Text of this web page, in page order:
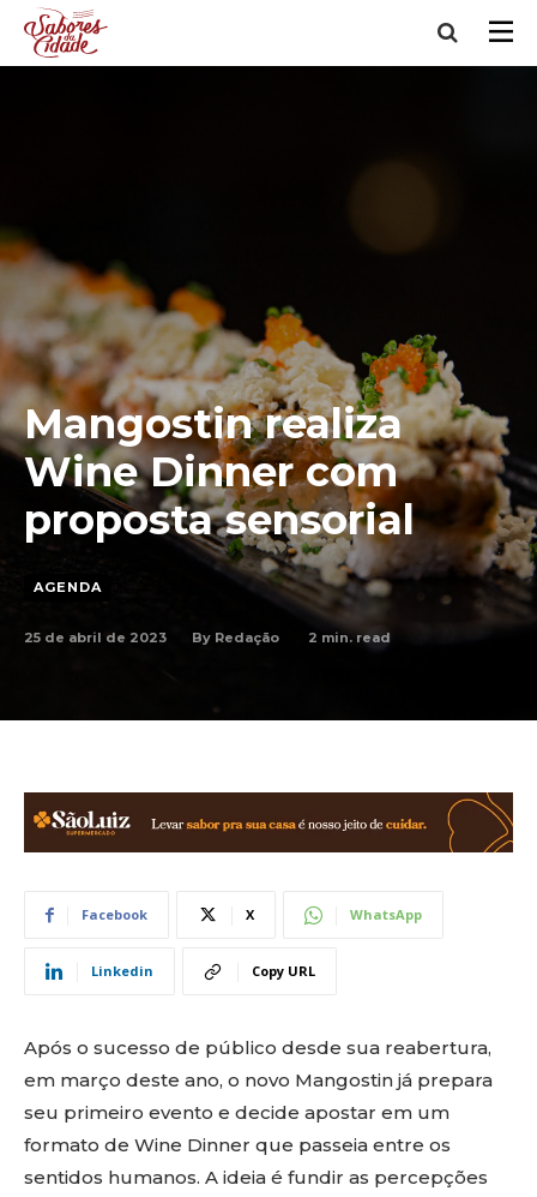
Mangostin realiza
Wine Dinner com
proposta sensorial
AGENDA
25 de abril de 2023 By Redação 2 min. read
Facebook X WhatsApp
Linkedin Copy URL
Após o sucesso de público desde sua reabertura,
em março deste ano, o novo Mangostin já prepara
seu primeiro evento e decide apostar em um
formato de Wine Dinner que passeia entre os
sentidos humanos. A ideia é fundir as percepções